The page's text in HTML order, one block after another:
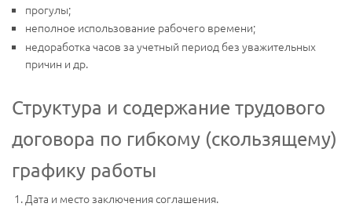
прогулы;
неполное использование рабочего времени;
недоработка часов за учетный период без уважительных
причин и др.
Структура и содержание трудового
договора по гибкому (скользящему)
графику работы
Дата и место заключения соглашения.